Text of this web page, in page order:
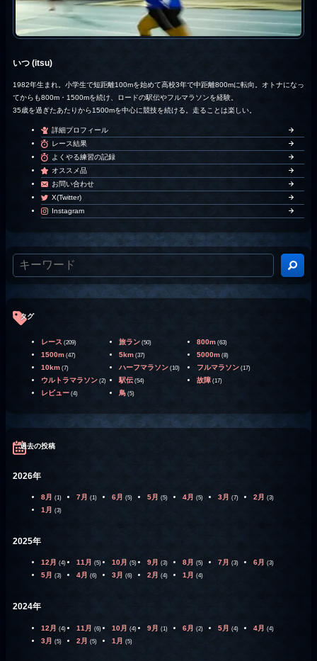
いつ (itsu)
1982年生まれ。小学生で短距離100mを始めて高校3年で中距離800mに転向。オトナになっ
てからも800m・1500mを続け、ロードの駅伝やフルマラソンを経験。
35歳を過ぎたあたりから1500mを中心に競技を続ける。走ることは楽しい。
詳細プロフィール
レース結果
よくやる練習の記録
オススメ品
お問い合わせ
X(Twitter)
Instagram
タグ
レース (209) 旅ラン (50) 800m (63)
1500m (47) 5km (37) 5000m (8)
10km (7) ハーフマラソン (10) フルマラソン (17)
ウルトラマラソン (2) 駅伝 (54) 故障 (17)
レビュー (4) 鳥 (5)
過去の投稿
2026年
8月 (1) 7月 (1) 6月 (5) 5月 (5) 4月 (5) 3月 (7) 2月 (3)
1月 (3)
2025年
12月 (4) 11月 (5) 10月 (5) 9月 (3) 8月 (5) 7月 (3) 6月 (3)
5月 (3) 4月 (6) 3月 (6) 2月 (4) 1月 (4)
2024年
12月 (4) 11月 (6) 10月 (4) 9月 (1) 6月 (2) 5月 (4) 4月 (4)
3月 (5) 2月 (5) 1月 (5)